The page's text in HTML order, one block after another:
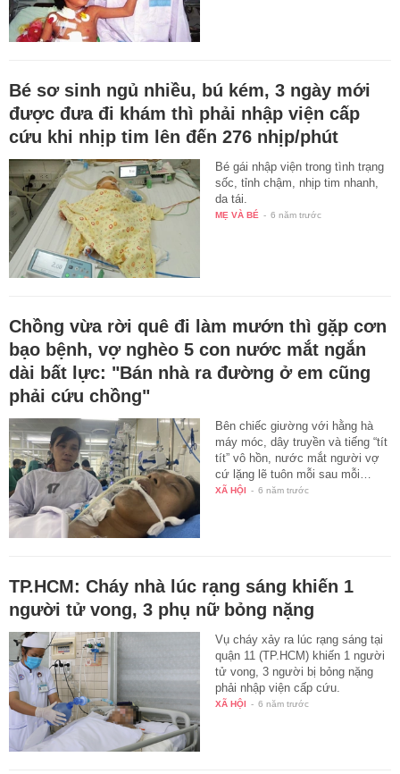
Bé sơ sinh ngủ nhiều, bú kém, 3 ngày mới
được đưa đi khám thì phải nhập viện cấp
cứu khi nhịp tim lên đến 276 nhịp/phút
Bé gái nhập viện trong tình trạng
sốc, tỉnh chậm, nhịp tim nhanh,
da tái.
MẸ VÀ BÉ - 6 năm trước
Chồng vừa rời quê đi làm mướn thì gặp cơn
bạo bệnh, vợ nghèo 5 con nước mắt ngắn
dài bất lực: "Bán nhà ra đường ở em cũng
phải cứu chồng"
Bên chiếc giường với hằng hà
máy móc, dây truyền và tiếng “tít
tít” vô hồn, nước mắt người vợ
cứ lặng lẽ tuôn mỗi sau mỗi…
XÃ HỘI - 6 năm trước
TP.HCM: Cháy nhà lúc rạng sáng khiến 1
người tử vong, 3 phụ nữ bỏng nặng
Vụ cháy xảy ra lúc rạng sáng tại
quận 11 (TP.HCM) khiến 1 người
tử vong, 3 người bị bỏng nặng
phải nhập viện cấp cứu.
XÃ HỘI - 6 năm trước